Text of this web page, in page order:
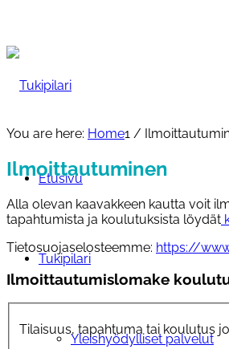
Etusivu
Tukipilari
Yleishyödylliset palvelut
You are here: Home1 /
Ilmoittautuminen
Alla olevan kaavakkeen kautta voit
tapahtumista ja koulutuksista löydät
Tietosuojaselosteemme: https://
Ilmoittautumislomake
Tilaisuus, tapahtuma tai koulutus